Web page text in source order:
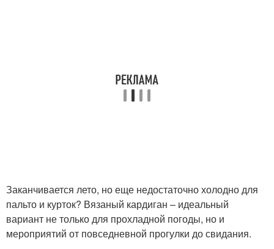
Заканчивается лето, но еще недостаточно холодно для
пальто и курток? Вязаный кардиган – идеальный
вариант не только для прохладной погоды, но и
мероприятий от повседневной прогулки до свидания.